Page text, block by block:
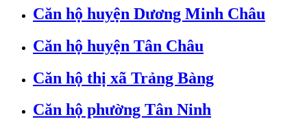
Căn hộ huyện Dương Minh Châu
Căn hộ huyện Tân Châu
Căn hộ thị xã Trảng Bàng
Căn hộ phường Tân Ninh